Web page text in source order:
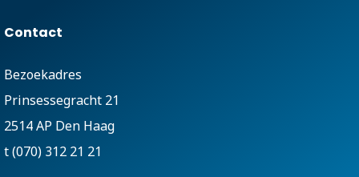
Contact
Bezoekadres
Prinsessegracht 21
2514 AP Den Haag
t (070) 312 21 21